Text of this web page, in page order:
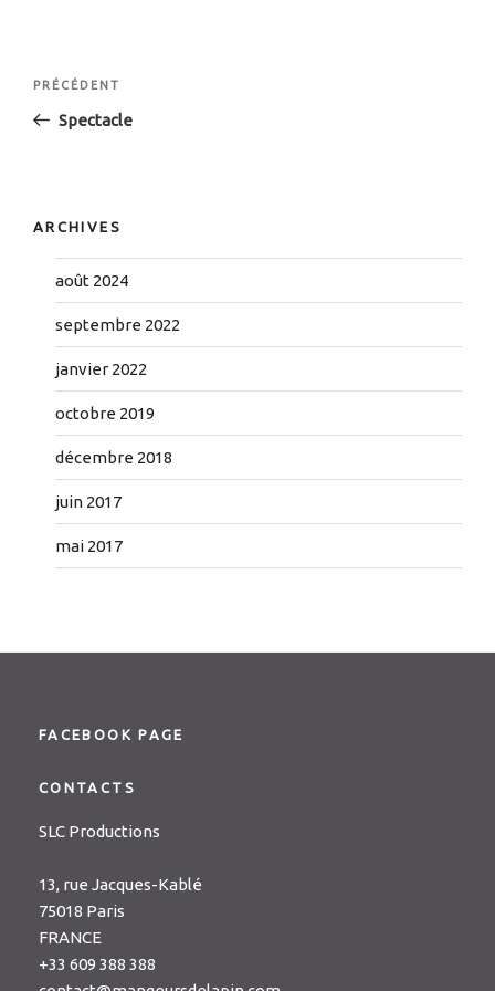
Navigation
l’article
Article
précédent
PRÉCÉDENT
Spectacle
ARCHIVES
août 2024
septembre 2022
janvier 2022
octobre 2019
décembre 2018
juin 2017
mai 2017
FACEBOOK PAGE
CONTACTS
SLC Productions
13, rue Jacques-Kablé
75018 Paris
FRANCE
+33 609 388 388